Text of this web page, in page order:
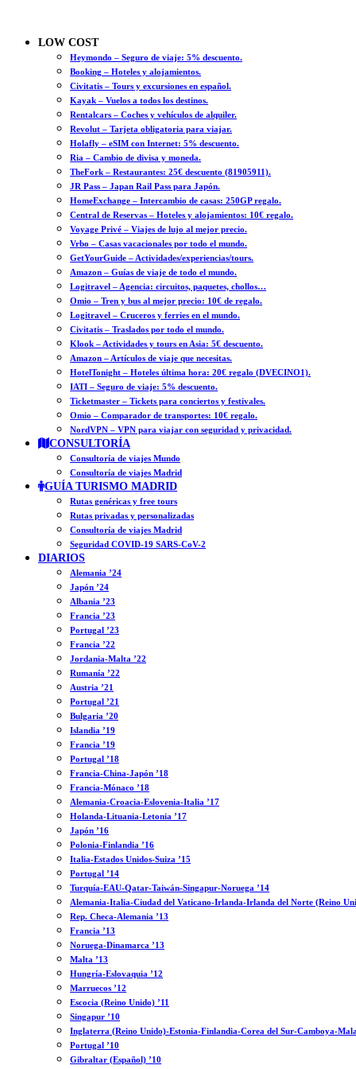
LOW COST
Heymondo – Seguro de viaje: 5% descuento.
Booking – Hoteles y alojamientos.
Civitatis – Tours y excursiones en español.
Kayak – Vuelos a todos los destinos.
Rentalcars – Coches y vehículos de alquiler.
Revolut – Tarjeta obligatoria para viajar.
Holafly – eSIM con Internet: 5% descuento.
Ria – Cambio de divisa y moneda.
TheFork – Restaurantes: 25€ descuento (81905911).
JR Pass – Japan Rail Pass para Japón.
HomeExchange – Intercambio de casas: 250GP regalo.
Central de Reservas – Hoteles y alojamientos: 10€ regalo.
Voyage Privé – Viajes de lujo al mejor precio.
Vrbo – Casas vacacionales por todo el mundo.
GetYourGuide – Actividades/experiencias/tours.
Amazon – Guías de viaje de todo el mundo.
Logitravel – Agencia: circuitos, paquetes, chollos…
Omio – Tren y bus al mejor precio: 10€ de regalo.
Logitravel – Cruceros y ferries en el mundo.
Civitatis – Traslados por todo el mundo.
Klook – Actividades y tours en Asia: 5€ descuento.
Amazon – Artículos de viaje que necesitas.
HotelTonight – Hoteles última hora: 20€ regalo (DVECINO1).
IATI – Seguro de viaje: 5% descuento.
Ticketmaster – Tickets para conciertos y festivales.
Omio – Comparador de transportes: 10€ regalo.
NordVPN – VPN para viajar con seguridad y privacidad.
CONSULTORÍA
Consultoría de viajes Mundo
Consultoría de viajes Madrid
GUÍA TURISMO MADRID
Rutas genéricas y free tours
Rutas privadas y personalizadas
Consultoría de viajes Madrid
Seguridad COVID-19 SARS-CoV-2
DIARIOS
Alemania ’24
Japón ’24
Albania ’23
Francia ’23
Portugal ’23
Francia ’22
Jordania-Malta ’22
Rumanía ’22
Austria ’21
Portugal ’21
Bulgaria ’20
Islandia ’19
Francia ’19
Portugal ’18
Francia-China-Japón ’18
Francia-Mónaco ’18
Alemania-Croacia-Eslovenia-Italia ’17
Holanda-Lituania-Letonia ’17
Japón ’16
Polonia-Finlandia ’16
Italia-Estados Unidos-Suiza ’15
Portugal ’14
Turquía-EAU-Qatar-Taiwán-Singapur-Noruega ’14
Alemania-Italia-Ciudad del Vaticano-Irlanda-Irlanda del Norte (Reino
Rep. Checa-Alemania ’13
Francia ’13
Noruega-Dinamarca ’13
Malta ’13
Hungría-Eslovaquia ’12
Marruecos ’12
Escocia (Reino Unido) ’11
Singapur ’10
Inglaterra (Reino Unido)-Estonia-Finlandia-Corea del Sur-Camboya-
Portugal ’10
Gibraltar (Español) ’10